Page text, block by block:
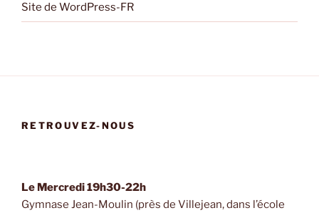
Site de WordPress-FR
RETROUVEZ-NOUS
Le Mercredi 19h30-22h
Gymnase Jean-Moulin (près de Villejean, dans l’école